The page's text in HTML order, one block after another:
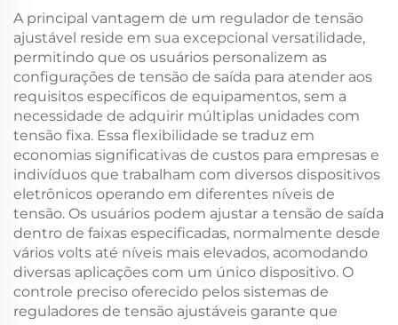
Servo
A principal vantagem de um regulador de tensão
ajustável reside em sua excepcional versatilidade,
permitindo que os usuários personalizem as
configurações de tensão de saída para atender aos
requisitos específicos de equipamentos, sem a
necessidade de adquirir múltiplas unidades com
tensão fixa. Essa flexibilidade se traduz em
economias significativas de custos para empresas e
indivíduos que trabalham com diversos dispositivos
eletrônicos operando em diferentes níveis de
tensão. Os usuários podem ajustar a tensão de saída
dentro de faixas especificadas, normalmente desde
vários volts até níveis mais elevados, acomodando
diversas aplicações com um único dispositivo. O
controle preciso oferecido pelos sistemas de
reguladores de tensão ajustáveis garante que